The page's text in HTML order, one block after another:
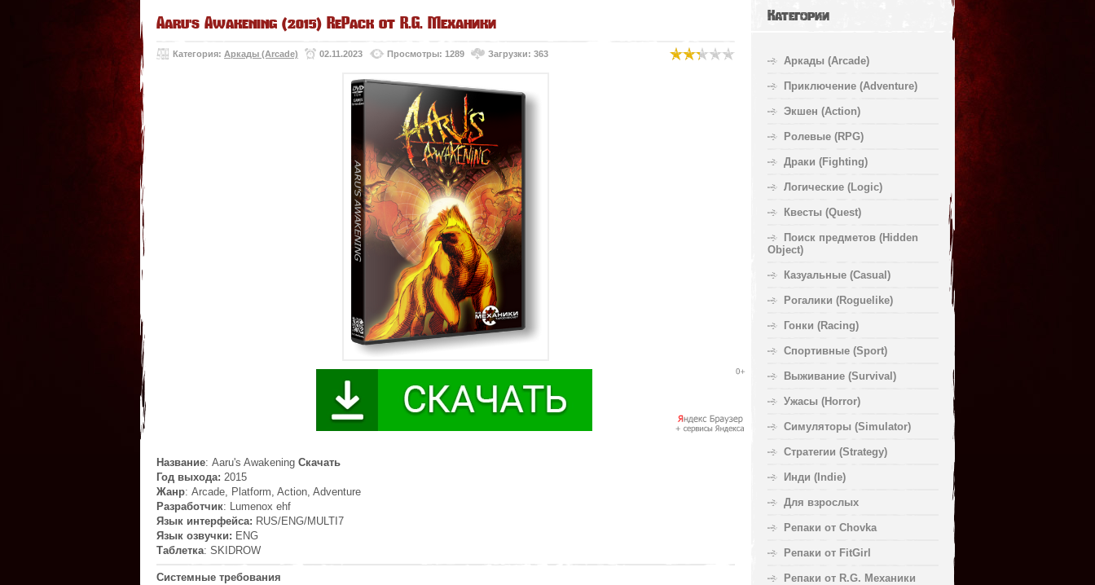
Aaru's Awakening (2015) RePack от R.G. Механики
Категория: Аркады (Arcade) 02.11.2023 Просмотры: 1289 Загрузки: 363
Название: Aaru's Awakening Скачать
Год выхода: 2015
Жанр: Arcade, Platform, Action, Adventure
Разработчик: Lumenox ehf
Язык интерфейса: RUS/ENG/MULTI7
Язык озвучки: ENG
Таблетка: SKIDROW
Системные требования
Категории
Аркады (Arcade)
Приключение (Adventure)
Экшен (Action)
Ролевые (RPG)
Драки (Fighting)
Логические (Logic)
Квесты (Quest)
Поиск предметов (Hidden
Object)
Казуальные (Casual)
Рогалики (Roguelike)
Гонки (Racing)
Спортивные (Sport)
Выживание (Survival)
Ужасы (Horror)
Симуляторы (Simulator)
Стратегии (Strategy)
Инди (Indie)
Для взрослых
Репаки от Chovka
Репаки от FitGirl
Репаки от R.G. Механики